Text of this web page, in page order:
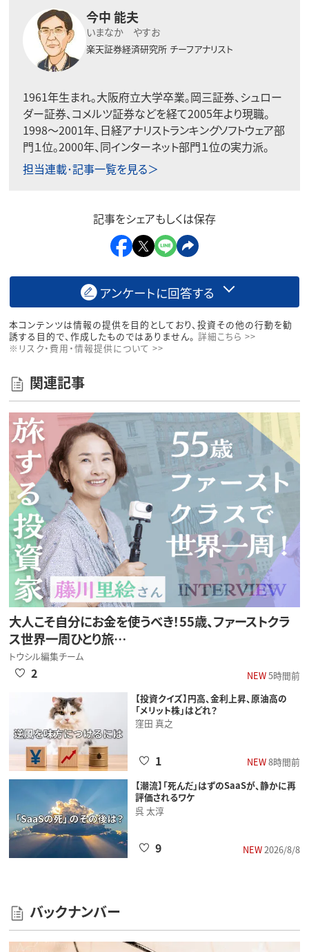
今中 能夫
いまなか やすお
楽天証券経済研究所 チーフアナリスト
1961年生まれ。大阪府立大学卒業。岡三証券、シュロー
ダー証券、コメルツ証券などを経て2005年より現職。
1998〜2001年、日経アナリストランキングソフトウェア部
門１位。2000年、同インターネット部門１位の実力派。
担当連載･記事一覧を見る＞
記事をシェアもしくは保存
アンケートに回答する
本コンテンツは情報の提供を目的としており、投資その他の行動を勧
誘する目的で、作成したものではありません。 詳細こちら >>
※リスク・費用・情報提供について >>
関連記事
大人こそ自分にお金を使うべき！55歳、ファーストクラ
ス世界一周ひとり旅…
トウシル編集チーム
NEW5時間前
2
【投資クイズ】円高、金利上昇、原油高の
「メリット株」はどれ？
窪田 真之
NEW8時間前
1
【潮流】「死んだ」はずのSaaSが、静かに再
評価されるワケ
呉 太淳
NEW2026/8/8
9
バックナンバー